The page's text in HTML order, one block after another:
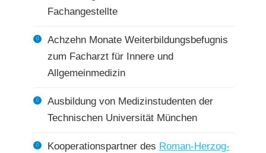
Fachangestellte
Achzehn Monate Weiterbildungsbefugnis
zum Facharzt für Innere und
Allgemeinmedizin
Ausbildung von Medizinstudenten der
Technischen Universität München
Kooperationspartner des Roman-Herzog-